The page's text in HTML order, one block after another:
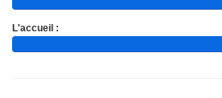
L'accueil :